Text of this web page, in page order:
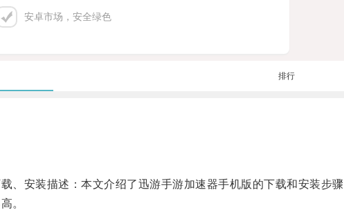
安卓市场，安全绿色
排行
安装描述：本文介绍了迅游手游加速器手机版的下载和安装步骤
。